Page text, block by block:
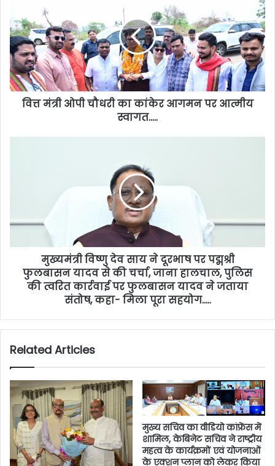
वित्त मंत्री ओपी चौधरी का कांकेर आगमन पर आत्मीय
स्वागत…..
मुख्यमंत्री विष्णु देव साय ने दूरभाष पर पद्मश्री
फुलबासन यादव से की चर्चा, जाना हालचाल, पुलिस
की त्वरित कार्रवाई पर फुलबासन यादव ने जताया
संतोष, कहा- मिला पूरा सहयोग…..
Related Articles
मुख्य सचिव का वीडियो कांफ्रेंस में
शामिल, केबिनेट सचिव ने राष्ट्रीय
महत्व के कार्यक्रमों एवं योजनाओं
के एक्शन प्लान को लेकर किया